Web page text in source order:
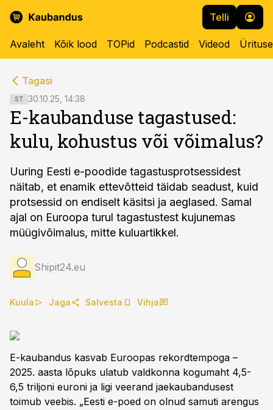
Telli
Avaleht Kõik lood TOPid Podcastid Videod
Tagasi
ST 30.10.25, 14:38
E-kaubanduse tagastused:
kulu, kohustus või võimalus?
Uuring Eesti e-poodide tagastusprotsessidest
näitab, et enamik ettevõtteid täidab seadust, kuid
protsessid on endiselt käsitsi ja aeglased. Samal
ajal on Euroopa turul tagastustest kujunemas
müügivõimalus, mitte kuluartikkel.
Shipit24.eu
Kuula Jaga Salvesta Vihja
E-kaubandus kasvab Euroopas rekordtempoga –
2025. aasta lõpuks ulatub valdkonna kogumaht 4,5-
6,5 triljoni euroni ja ligi veerand jaekaubandusest
toimub veebis. „Eesti e-poed on olnud samuti arengus